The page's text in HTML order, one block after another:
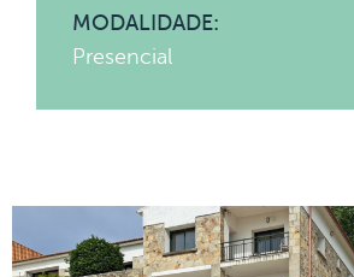
MODALIDADE:
Presencial